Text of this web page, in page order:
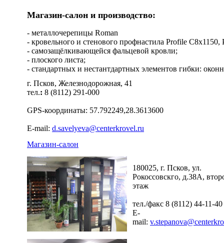
Магазин-салон и производство:
- металлочерепицы Roman
- кровельного и стенового профнастила Profile
- самозащёлкивающейся фальцевой кровли;
- плоского листа;
- стандартных и нестантдартных элементов гибки:
г. Псков, Железнодорожная, 41
тел.: 8 (8112) 291-000
GPS-координаты: 57.792249,28.3613600
E-mail: d.savelyeva@centerkrovel.ru
Магазин-салон
180025, г. Псков, ул.
Рокоссовскго, д.38А,
этаж
тел./факс 8 (8112) 44-11-40
E-
mail: